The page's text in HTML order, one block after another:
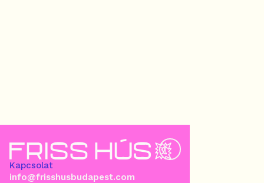
Kapcsolat
info@frisshusbudapest.com